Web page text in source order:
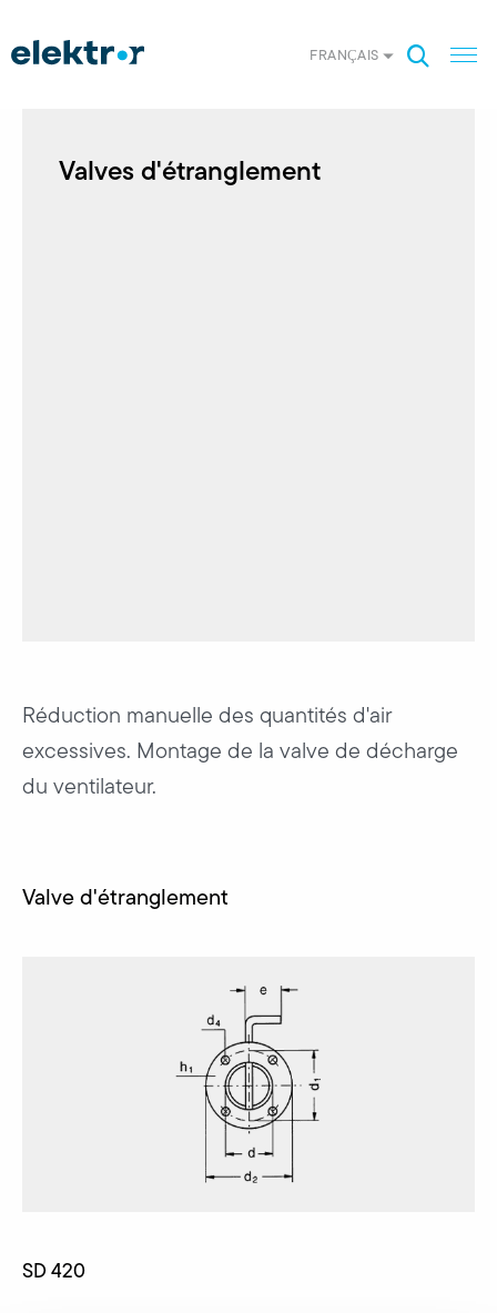
FRANÇAIS
Valves d'étranglement
Réduction manuelle des quantités d'air
excessives. Montage de la valve de décharge
du ventilateur.
Valve d'étranglement
SD 420